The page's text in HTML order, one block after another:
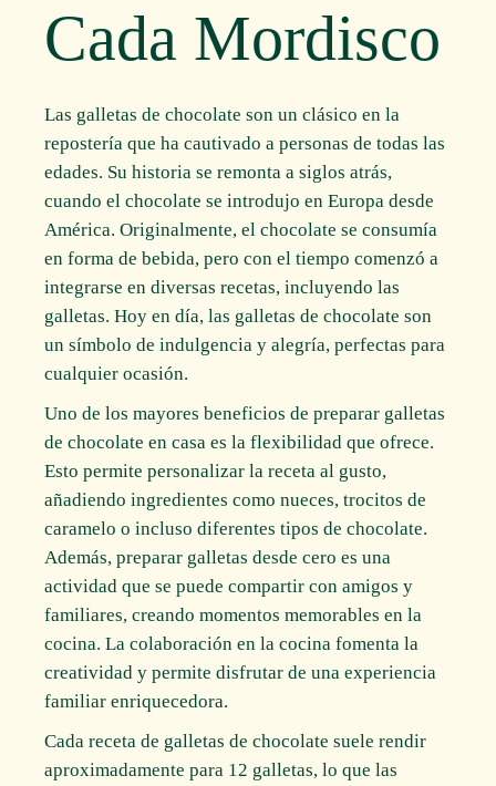
Cada Mordisco
Las galletas de chocolate son un clásico en la
repostería que ha cautivado a personas de todas las
edades. Su historia se remonta a siglos atrás,
cuando el chocolate se introdujo en Europa desde
América. Originalmente, el chocolate se consumía
en forma de bebida, pero con el tiempo comenzó a
integrarse en diversas recetas, incluyendo las
galletas. Hoy en día, las galletas de chocolate son
un símbolo de indulgencia y alegría, perfectas para
cualquier ocasión.
Uno de los mayores beneficios de preparar galletas
de chocolate en casa es la flexibilidad que ofrece.
Esto permite personalizar la receta al gusto,
añadiendo ingredientes como nueces, trocitos de
caramelo o incluso diferentes tipos de chocolate.
Además, preparar galletas desde cero es una
actividad que se puede compartir con amigos y
familiares, creando momentos memorables en la
cocina. La colaboración en la cocina fomenta la
creatividad y permite disfrutar de una experiencia
familiar enriquecedora.
Cada receta de galletas de chocolate suele rendir
aproximadamente para 12 galletas, lo que las